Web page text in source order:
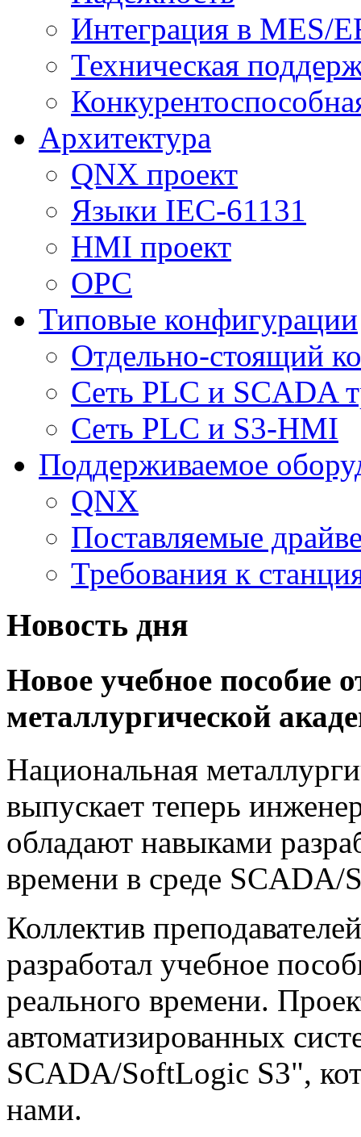
Интеграция в MES/
Техническая
Архитектура
QNX проект
Языки IEC-61131
HMI проект
ОPC
Типовые конфигурации
Отдельно-стоящий
Сеть PLC и SCADA
Сеть PLC и S3-HMI
Поддерживаемое
QNX
Поставляемые
Требования к
Новость дня
Новое учебное пособие
металлургической
Национальная
выпускает теперь
обладают навыками
времени в среде
Коллектив
разработал учебное
реального времени.
автоматизированных
SCADA/SoftLogic S3",
нами.